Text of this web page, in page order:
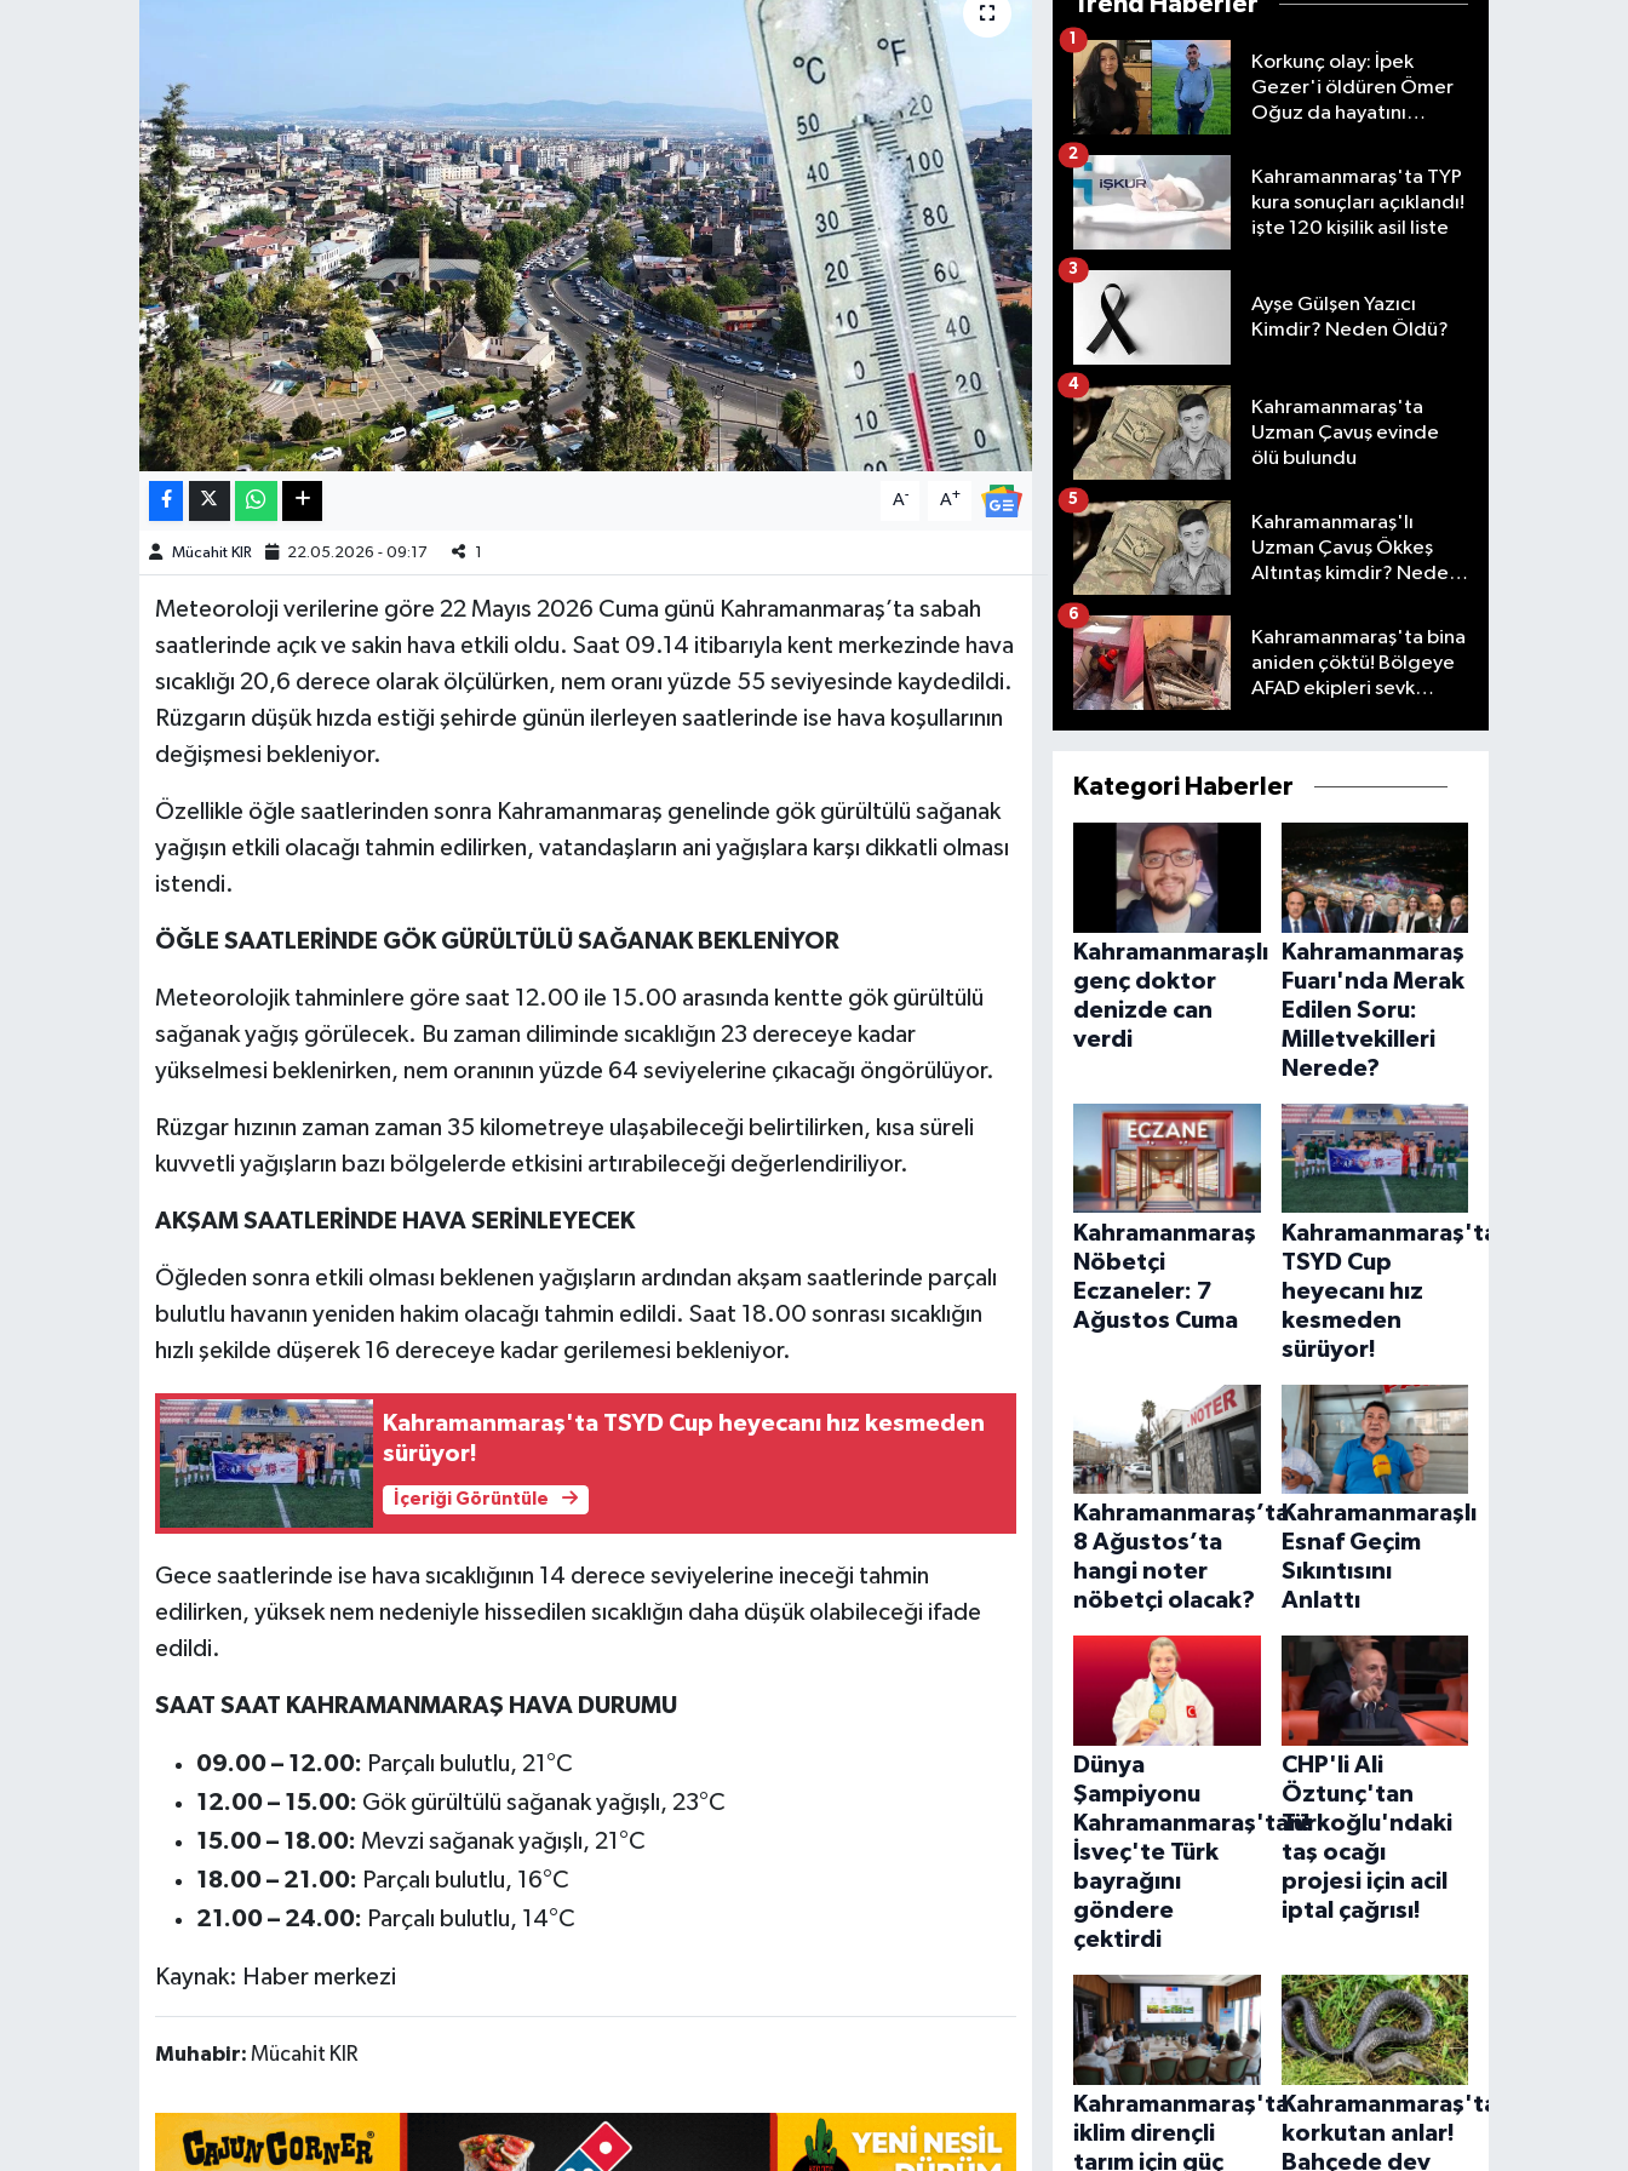
A- A+
Mücahit KIR 22.05.2026 - 09:17 1
Meteoroloji verilerine göre 22 Mayıs 2026 Cuma günü Kahramanmaraş’ta sabah
saatlerinde açık ve sakin hava etkili oldu. Saat 09.14 itibarıyla kent merkezinde hava
sıcaklığı 20,6 derece olarak ölçülürken, nem oranı yüzde 55 seviyesinde kaydedildi.
Rüzgarın düşük hızda estiği şehirde günün ilerleyen saatlerinde ise hava koşullarının
değişmesi bekleniyor.
Özellikle öğle saatlerinden sonra Kahramanmaraş genelinde gök gürültülü sağanak
yağışın etkili olacağı tahmin edilirken, vatandaşların ani yağışlara karşı dikkatli olması
istendi.
ÖĞLE SAATLERİNDE GÖK GÜRÜLTÜLÜ SAĞANAK BEKLENİYOR
Meteorolojik tahminlere göre saat 12.00 ile 15.00 arasında kentte gök gürültülü
sağanak yağış görülecek. Bu zaman diliminde sıcaklığın 23 dereceye kadar
yükselmesi beklenirken, nem oranının yüzde 64 seviyelerine çıkacağı öngörülüyor.
Rüzgar hızının zaman zaman 35 kilometreye ulaşabileceği belirtilirken, kısa süreli
kuvvetli yağışların bazı bölgelerde etkisini artırabileceği değerlendiriliyor.
AKŞAM SAATLERİNDE HAVA SERİNLEYECEK
Öğleden sonra etkili olması beklenen yağışların ardından akşam saatlerinde parçalı
bulutlu havanın yeniden hakim olacağı tahmin edildi. Saat 18.00 sonrası sıcaklığın
hızlı şekilde düşerek 16 dereceye kadar gerilemesi bekleniyor.
Kahramanmaraş'ta TSYD Cup heyecanı hız kesmeden
sürüyor!
İçeriği Görüntüle
Gece saatlerinde ise hava sıcaklığının 14 derece seviyelerine ineceği tahmin
edilirken, yüksek nem nedeniyle hissedilen sıcaklığın daha düşük olabileceği ifade
edildi.
SAAT SAAT KAHRAMANMARAŞ HAVA DURUMU
09.00 – 12.00: Parçalı bulutlu, 21°C
12.00 – 15.00: Gök gürültülü sağanak yağışlı, 23°C
15.00 – 18.00: Mevzi sağanak yağışlı, 21°C
18.00 – 21.00: Parçalı bulutlu, 16°C
21.00 – 24.00: Parçalı bulutlu, 14°C
Kaynak: Haber merkezi
Muhabir: Mücahit KIR
Korkunç olay: İpek
Gezer'i öldüren Ömer
Oğuz da hayatını
1
Kahramanmaraş'ta TYP
kura sonuçları açıklandı!
işte 120 kişilik asil liste
2
Ayşe Gülşen Yazıcı
Kimdir? Neden Öldü?
3
Kahramanmaraş'ta
Uzman Çavuş evinde
ölü bulundu
4
Kahramanmaraş'lı
Uzman Çavuş Ökkeş
Altıntaş kimdir? Neden
5
Kahramanmaraş'ta bina
aniden çöktü! Bölgeye
AFAD ekipleri sevk
6
Kategori Haberler
Kahramanmaraşlı
genç doktor
denizde can
verdi
Kahramanmaraş
Fuarı'nda Merak
Edilen Soru:
Milletvekilleri
Nerede?
Kahramanmaraş
Nöbetçi
Eczaneler: 7
Ağustos Cuma
Kahramanmaraş'ta
TSYD Cup
heyecanı hız
kesmeden
sürüyor!
Kahramanmaraş’ta
8 Ağustos’ta
hangi noter
nöbetçi olacak?
Kahramanmaraşlı
Esnaf Geçim
Sıkıntısını
Anlattı
Dünya
Şampiyonu
Kahramanmaraş'tan!
İsveç'te Türk
bayrağını
göndere
çektirdi
CHP'li Ali
Öztunç'tan
Türkoğlu'ndaki
taş ocağı
projesi için acil
iptal çağrısı!
Kahramanmaraş'ta
iklim dirençli
tarım için güç
Kahramanmaraş'ta
korkutan anlar!
Bahçede dev
Kültür Sanat
Magazin
Manşet Altı
Manşetler
Resmi İlan
Teknoloji
KAHRAMANMARAŞ